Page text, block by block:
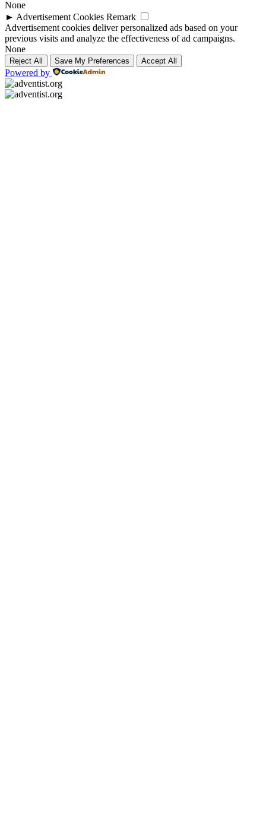
None
► Advertisement Cookies Remark
Advertisement cookies deliver personalized ads based on your
previous visits and analyze the effectiveness of ad campaigns.
None
Reject All Save My Preferences Accept All
Powered by